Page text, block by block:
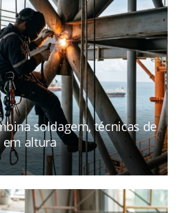
soldagem, técnicas de
em altura